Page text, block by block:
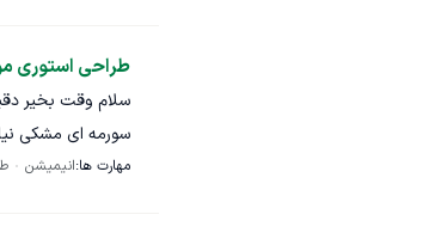
قیمت
مدت‌زمان
شما
طراحی استوری
سلام وقت بخیر
سورمه ای مشکی
مهارت ها:انیمیشن